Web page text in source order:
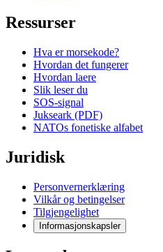
Ressurser
Hva er morsekode?
Hvordan det fungerer
Hvordan laere
Slik leser du
SOS-signal
Jukseark (PDF)
NATOs fonetiske alfabet
Juridisk
Personvernerklæring
Vilkår og betingelser
Tilgjengelighet
Informasjonskapsler